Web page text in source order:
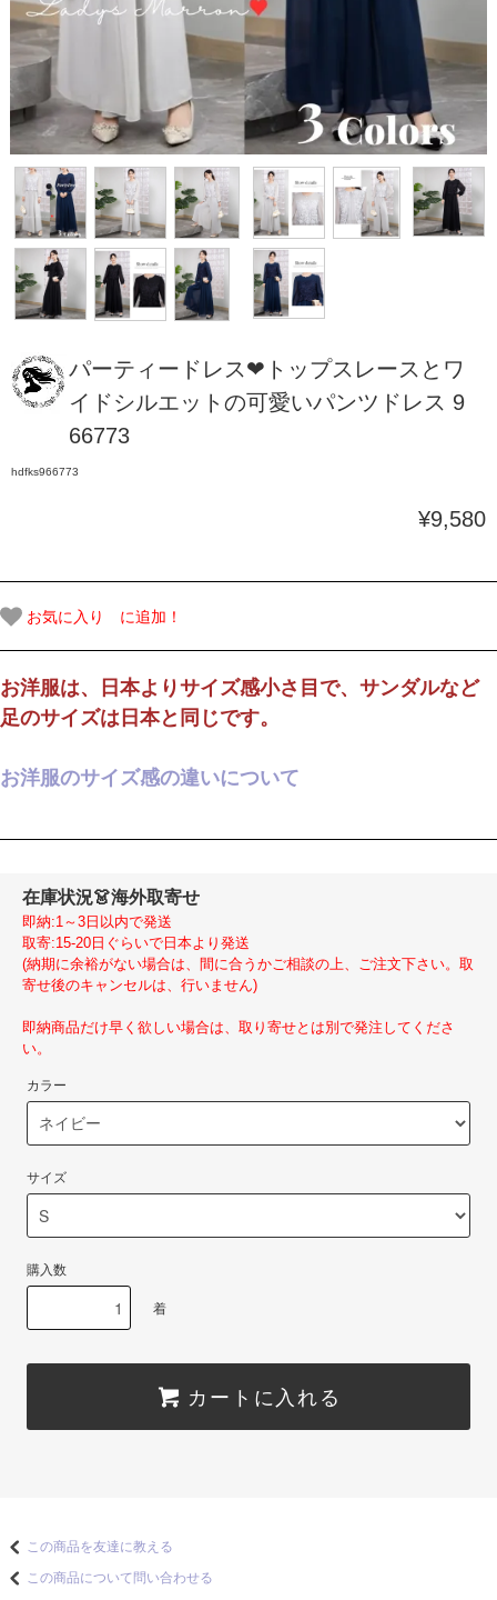
パーティードレス❤トップスレースとワ
イドシルエットの可愛いパンツドレス 9
66773
hdfks966773
¥9,580
お気に入り に追加！
お洋服は、日本よりサイズ感小さ目で、サンダルなど
足のサイズは日本と同じです。
お洋服のサイズ感の違いについて
在庫状況👗海外取寄せ
即納:1～3日以内で発送
取寄:15-20日ぐらいで日本より発送
(納期に余裕がない場合は、間に合うかご相談の上、ご注文下さい。取
寄せ後のキャンセルは、行いません)
即納商品だけ早く欲しい場合は、取り寄せとは別で発注してくださ
い。
カラー
サイズ
購入数
着
カートに入れる
この商品を友達に教える
この商品について問い合わせる